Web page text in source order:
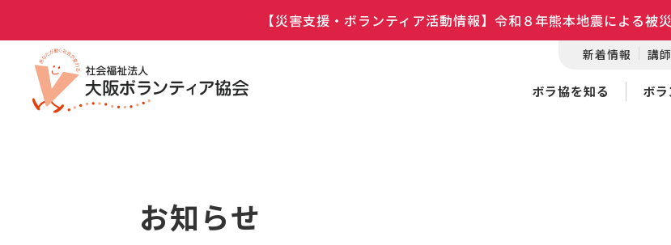
【災害支援・ボランティア活動情報】令和８年熊本地震による被
新着情報 講
ボラ協を知る ボ
お知らせ